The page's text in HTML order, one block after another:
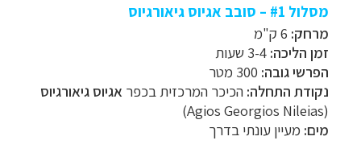
מסלול #1 – סובב אגיוס גיאורגיוס
מרחק:
זמן הליכה:
הפרשי גובה:
נקודת התחלה: הכיכר המרכזית בכפר אגיוס גיאורגיוס
(
Agios Georgios Nileias
)
מים: מעיין עונתי בדרך